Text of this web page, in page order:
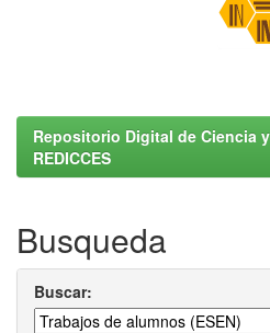
Repositorio Digital de Ciencia
REDICCES
Busqueda
Buscar: